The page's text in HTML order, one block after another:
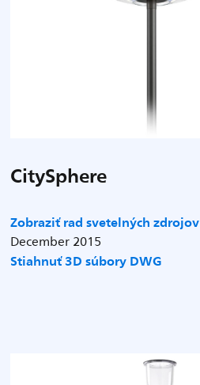
CitySphere
Zobraziť rad svetelných zdrojov
December 2015
Stiahnuť 3D súbory DWG